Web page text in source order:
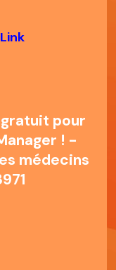
Link
pour
! -
médecins